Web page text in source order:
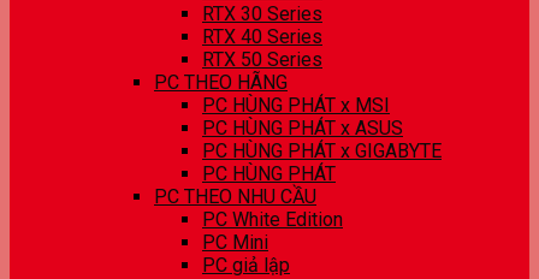
RTX 30 Series
RTX 40 Series
RTX 50 Series
PC THEO HÃNG
PC HÙNG PHÁT x MSI
PC HÙNG PHÁT x ASUS
PC HÙNG PHÁT x GIGABYTE
PC HÙNG PHÁT
PC THEO NHU CẦU
PC White Edition
PC Mini
PC giả lập